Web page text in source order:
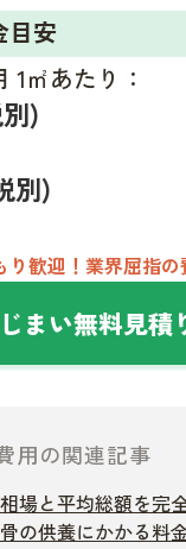
目安
1㎡あたり：
)
別)
り歓迎！業界屈指の
まい無料見積
用の関連記事
場と平均総額を完
の供養にかかる料